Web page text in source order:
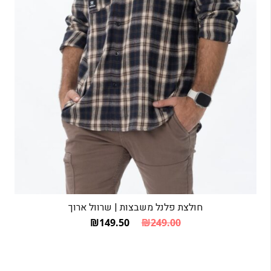
חולצת פלנל משבצות | שרוול ארוך
₪249.00 המחיר המקורי היה: ₪249.00.
₪149.50
המחיר הנוכחי הוא: ₪149.50.